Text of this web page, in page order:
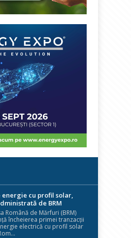
cu profil solar,
de BRM
Română de Mărfuri (BRM)
încheierea primei tranzacții
electrică cu profil solar